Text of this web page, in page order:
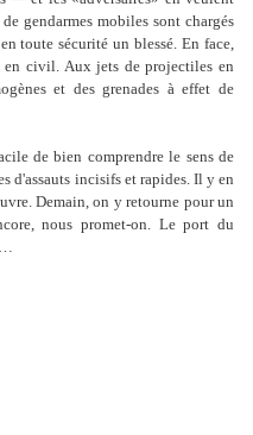
gendarmes mobiles sont chargés
toute sécurité un blessé. En face,
en civil. Aux jets de projectiles en
et des grenades à effet de
de bien comprendre le sens de
d'assauts incisifs et rapides. Il y en
Demain, on y retourne pour un
nous promet-on. Le port du